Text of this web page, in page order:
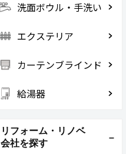
洗面ボウル・手洗い
エクステリア
カーテンブラインド
給湯器
リフォーム・リノベ
会社を探す